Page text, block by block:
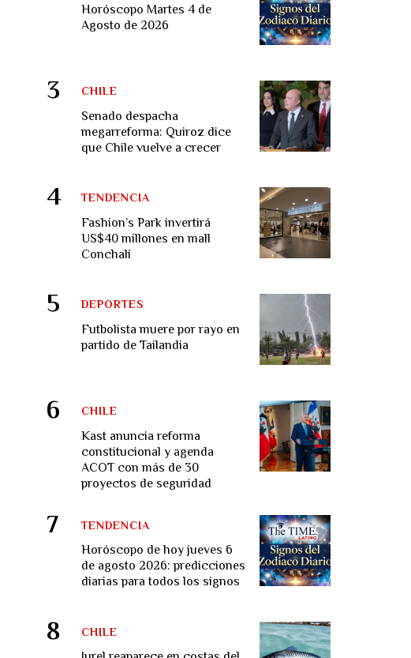
Horóscopo Martes 4 de
Agosto de 2026
Senado despacha
megarreforma: Quiroz dice
que Chile vuelve a crecer
CHILE
Fashion’s Park invertirá
US$40 millones en mall
Conchalí
TENDENCIA
Futbolista muere por rayo en
partido de Tailandia
DEPORTES
Kast anuncia reforma
constitucional y agenda
ACOT con más de 30
proyectos de seguridad
CHILE
Horóscopo de hoy jueves 6
de agosto 2026: predicciones
diarias para todos los signos
TENDENCIA
CHILE